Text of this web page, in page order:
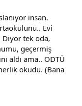
insan.
Evi
Diyor tek oda,
geçermiş
aldı ama.. ODTÜ
okudu. (Bana